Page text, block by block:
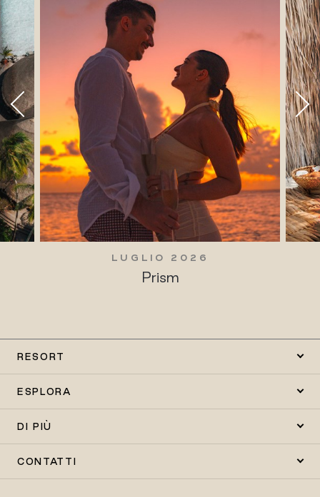
LUGLIO 2026
Prism
RESORT
ESPLORA
DI PIÙ
CONTATTI